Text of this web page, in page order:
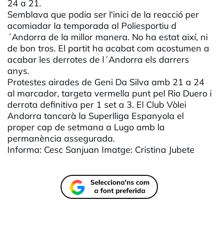
24 a 21.
Semblava que podia ser l'inici de la reacció per
acomiadar la temporada al Poliesportiu d
´Andorra de la millor manera. No ha estat així, ni
de bon tros. El partit ha acabat com acostumen a
acabar les derrotes de l´Andorra els darrers
anys.
Protestes airades de Geni Da Silva amb 21 a 24
al marcador, targeta vermella punt pel Rio Duero i
derrota definitiva per 1 set a 3. El Club Vòlei
Andorra tancarà la Superlliga Espanyola el
proper cap de setmana a Lugo amb la
permanència assegurada.
Informa: Cesc Sanjuan Imatge: Cristina Jubete